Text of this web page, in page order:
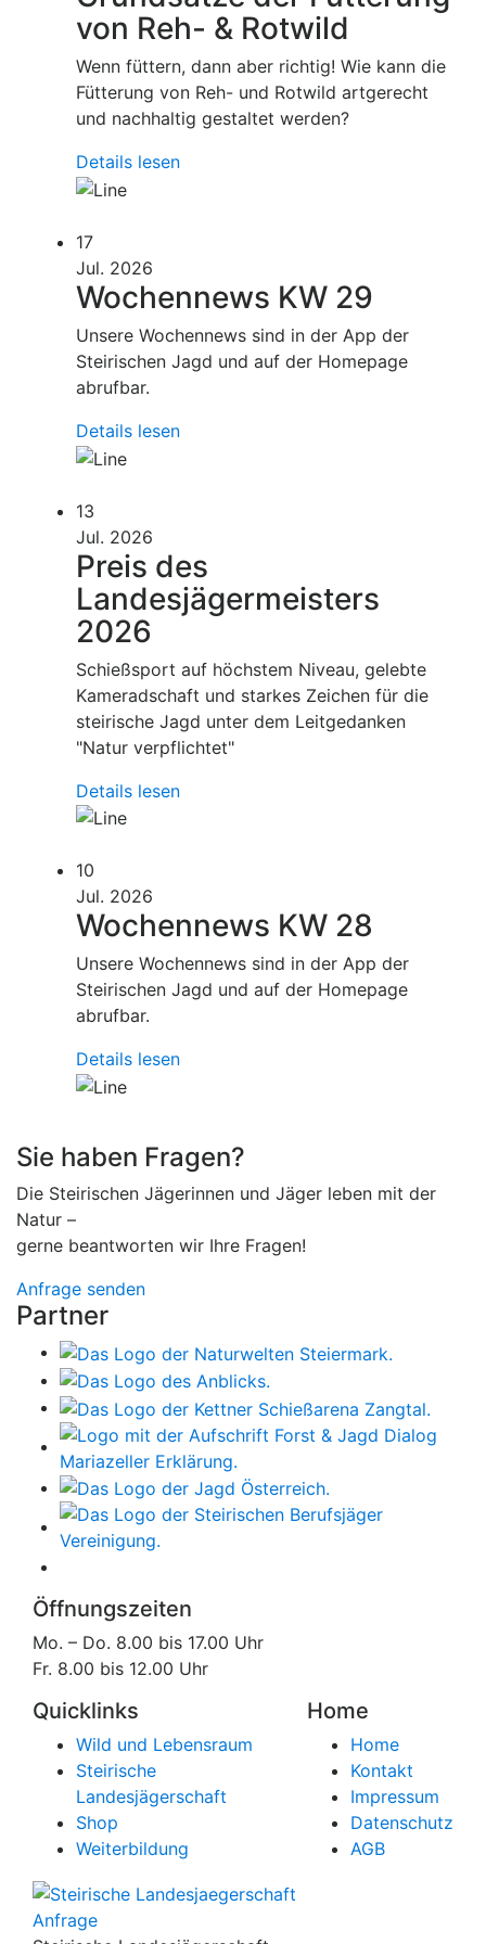
von Reh- & Rotwild
Wenn füttern, dann aber richtig! Wie kann die
Fütterung von Reh- und Rotwild artgerecht
und nachhaltig gestaltet werden?
Details lesen
17
Jul. 2026
Wochennews KW 29
Unsere Wochennews sind in der App der
Steirischen Jagd und auf der Homepage
abrufbar.
Details lesen
13
Jul. 2026
Preis des
Landesjägermeisters
2026
Schießsport auf höchstem Niveau, gelebte
Kameradschaft und starkes Zeichen für die
steirische Jagd unter dem Leitgedanken
"Natur verpflichtet"
Details lesen
10
Jul. 2026
Wochennews KW 28
Unsere Wochennews sind in der App der
Steirischen Jagd und auf der Homepage
abrufbar.
Details lesen
Sie haben Fragen?
Die Steirischen Jägerinnen und Jäger leben mit der
Natur –
gerne beantworten wir Ihre Fragen!
Anfrage senden
Partner
Öffnungszeiten
Mo. – Do. 8.00 bis 17.00 Uhr
Fr. 8.00 bis 12.00 Uhr
Quicklinks
Wild und Lebensraum
Steirische
Landesjägerschaft
Shop
Weiterbildung
Home
Home
Kontakt
Impressum
Datenschutz
AGB
Anfrage